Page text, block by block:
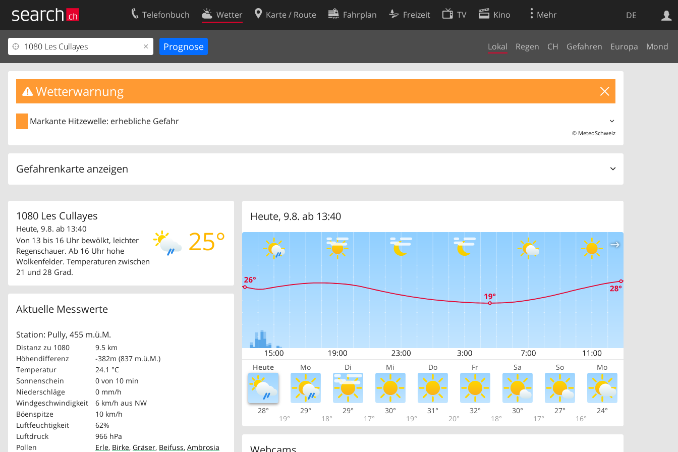
DE
Telefonbuch Wetter Karte / Route Fahrplan Freizeit TV Kino Mehr
Lokal Regen CH Gefahren Europa Mond
Wetterwarnung
Markante Hitzewelle: erhebliche Gefahr
© MeteoSchweiz
Gefahrenkarte anzeigen
1080 Les Cullayes
25°
Heute, 9.8. ab 13:40
Von 13 bis 16 Uhr bewölkt, leichter
Regenschauer. Ab 16 Uhr hohe
Wolkenfelder. Temperaturen zwischen
21 und 28 Grad.
Aktuelle Messwerte
Station: Pully, 455 m.ü.M.
Distanz zu 1080
9.5 km
Höhendifferenz
-382m (837 m.ü.M.)
Temperatur
24.1 °C
Sonnenschein
0 von 10 min
Niederschläge
0 mm/h
Windgeschwindigkeit
6 km/h aus NW
Böenspitze
10 km/h
Luftfeuchtigkeit
62%
Luftdruck
966 hPa
Pollen
Erle, Birke, Gräser, Beifuss, Ambrosia
Heute, 9.8. ab 13:40
Heute Mo Di Mi Do Fr Sa So Mo
28°
19°
29°
18°
29°
17°
30°
19°
31°
20°
32°
18°
30°
17°
27°
16°
24°
Websuche
Ihr Eintrag
Kundencenter Geschäftskunden
Impressum
Kontakt
Nutzungsbedingungen
Datenschutzerklärung
Cookie-Einstellungen
Entwickler